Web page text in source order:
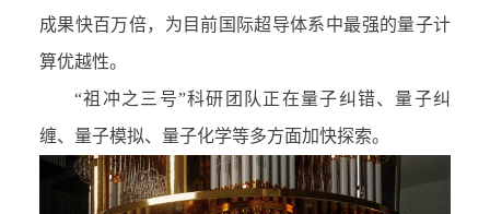
成果快百万倍，为目前国际超导体系中最强的量子计
算优越性。
“祖冲之三号”科研团队正在量子纠错、量子纠
缠、量子模拟、量子化学等多方面加快探索。